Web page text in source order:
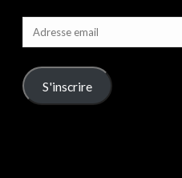
Adresse
email
S'inscrire